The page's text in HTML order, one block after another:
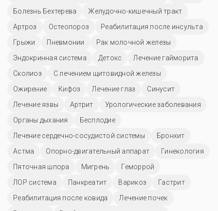
Болезнь Бехтерева
Желудочно-кишечный тракт
Артроз
Остеопороз
Реабилитация после инсульта
Грыжи
Пневмонии
Рак молочной железы
Эндокринная система
Детокс
Лечение гайморита
Сколиоз
С лечением щитовидной железы
Ожирение
Кифоз Лечение глаз
Синусит
Лечение язвы
Артрит
Урологические заболевания
Органы дыхания
Бесплодие
Лечение сердечно-сосудистой системы
Бронхит
Астма
Опорно-двигательный аппарат
Гинекология
Пяточная шпора
Мигрень
Геморрой
ЛОР система
Панкреатит Варикоз
Гастрит
Реабилитация после ковида
Лечение почек